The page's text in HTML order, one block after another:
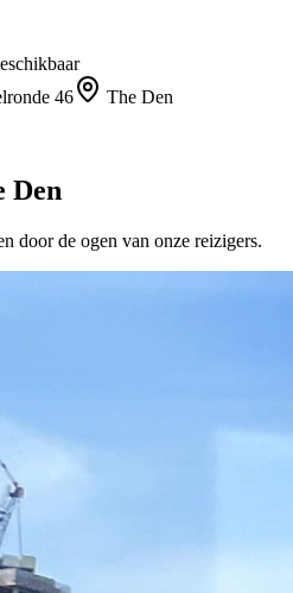
46
The Den
Den
door de ogen van onze reizigers.